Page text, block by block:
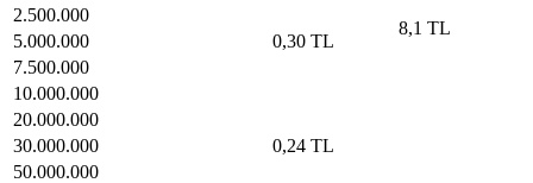
8,1 TL​​ ​ ​
0,30 TL​​​​ ​ ​ ​ ​
2.500.000
5.000.000
7.500.000
10.000.000
20.000.000
0,24 TL​​ ​ ​
30.000.000
50.000.000